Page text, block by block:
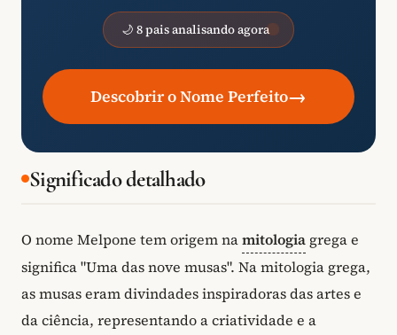
🌙 8 pais analisando agora
Descobrir o Nome Perfeito→
Significado detalhado
O nome Melpone tem origem namitologia grega e
significa "Uma das nove musas". Na mitologia grega,
as musas eram divindades inspiradoras das artes e
da ciência, representando a criatividade e a